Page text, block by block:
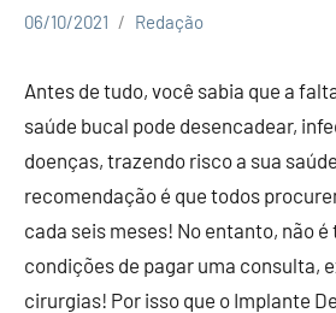
Notícias
Oportunidades
Saúde
Veja
Tech
06/10/2021 Redação
Antes de tudo, você sabia que a
saúde bucal pode desencadear,
doenças, trazendo risco a sua
recomendação é que todos
cada seis meses! No entanto, não
condições de pagar uma consulta,
cirurgias! Por isso que o Implante